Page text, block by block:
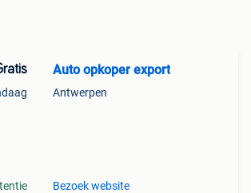
Auto opkoper export
Antwerpen
Bezoek website